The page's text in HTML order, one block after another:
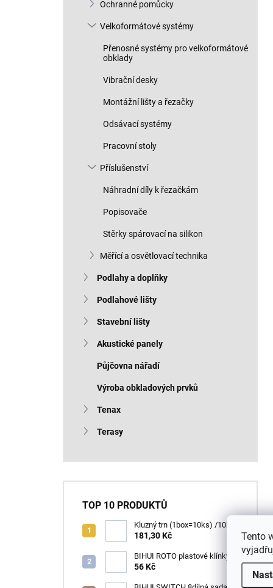
Tento
Ochranné pomůcky
Velkoformátové systémy
Přenosné systémy pro velkoformátové
obklady
Vibrační desky
Montážní lišty a řezačky
Odsávací systémy
Pracovní stoly
Příslušenství
Náhradní díly k řezačkám
Popisovače
Stěrky spárovací na silikon
Měřící a osvětlovací technika
Podlahy a doplňky
Podlahové lišty
Stavební lišty
Akustické panely
Půjčovna nářadí
Výroba obkladových prvků
Tenax
Terasy
TOP 10 PRODUKTŮ
Kluzný trn (1box=10ks) /10ks
181,30 Kč
BIHUI ROTO plastové klínky
1–13 mm – balení 50 ks
56 Kč